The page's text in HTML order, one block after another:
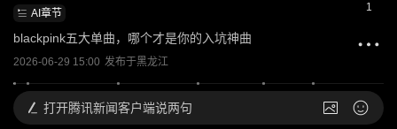
AI章节
blackpink五大单曲，哪个才是你的入坑神曲
2026-06-29 15:00 发布于黑龙江
1
打开腾讯新闻客户端说两句